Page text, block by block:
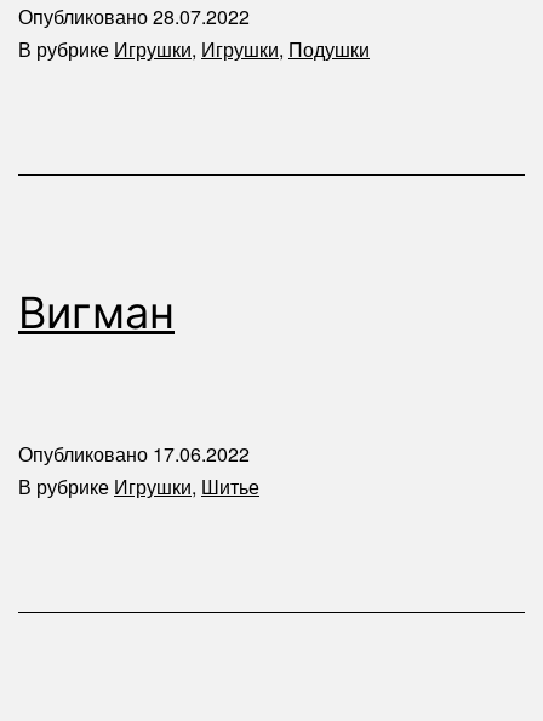
Опубликовано28.07.2022
В рубрике Игрушки, Игрушки, Подушки
Вигман
Опубликовано 17.06.2022
В рубрике Игрушки, Шитье